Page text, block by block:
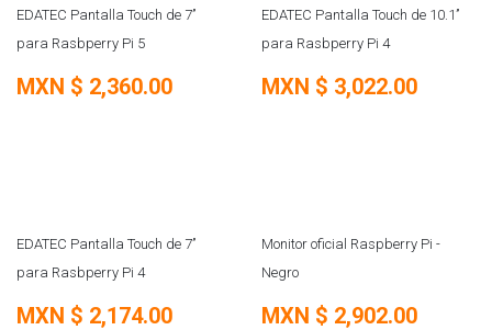
NUEVO
EDATEC Pantalla Touch de 7’’
para Rasbperry Pi 5
MXN $ 2,360.00
NUEVO
EDATEC Pantalla Touch de 10.1’’
para Rasbperry Pi 4
MXN $ 3,022.00
NUEVO
EDATEC Pantalla Touch de 7’’
para Rasbperry Pi 4
MXN $ 2,174.00
SOBRE PEDIDO
Monitor oficial Raspberry Pi -
Negro
MXN $ 2,902.00